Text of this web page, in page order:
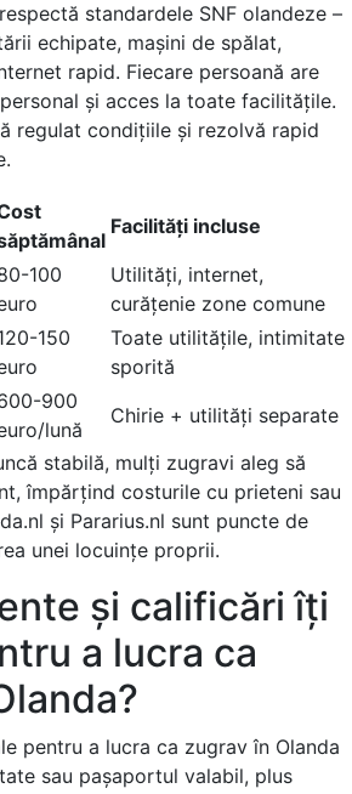
standardele SNF olandeze –
echipate, mașini de spălat,
rapid. Fiecare persoană are
și acces la toate facilitățile.
regulat condițiile și rezolvă rapid
Facilități incluse
100
Utilități, internet,
curățenie zone comune
150
Toate utilitățile, intimitate
sporită
900
lună
Chirie + utilități separate
stabilă, mulți zugravi aleg să
împărțind costurile cu prieteni sau
și Pararius.nl sunt puncte de
unei locuințe proprii.
și calificări îți
a lucra ca
pentru a lucra ca zugrav în Olanda
sau pașaportul valabil, plus